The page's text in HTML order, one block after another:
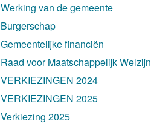
Werking van de gemeente
Burgerschap
Gemeentelijke financiën
Raad voor Maatschappelijk Welzijn
VERKIEZINGEN 2024
VERKIEZINGEN 2025
Verkiezing 2025